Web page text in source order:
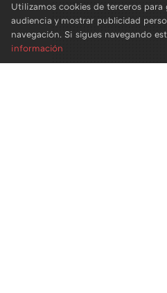
Utilizamos cookies de terceros para
audiencia y mostrar publicidad
navegación. Si sigues navegando
información